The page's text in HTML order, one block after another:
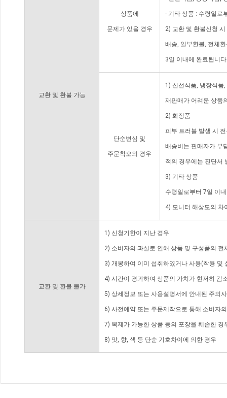
교환 및 환불 가능
상품에
문제가 있을 경우
- 기타 상품 : 수령일로
2) 교환 및 환불신청
배송, 일부환불, 전체
3일 이내에 완료됩니
단순변심 및
주문착오의 경우
1) 신선식품, 냉장식품
재판매가 어려운 상품
2) 화장품
피부 트러블 발생 시
배송비는 판매자가 부
적의 경우에는 진단서
3) 기타 상품
수령일로부터 7일 이
4) 모니터 해상도의 차
교환 및 환불 불가
1) 신청기한이 지난 경우
2) 소비자의 과실로 인해 상품 및 구성품의
3) 개봉하여 이미 섭취하였거나 사용(착용 및
4) 시간이 경과하여 상품의 가치가 현저히 감
5) 상세정보 또는 사용설명서에 안내된 주의
6) 사전예약 또는 주문제작으로 통해 소비자
7) 복제가 가능한 상품 등의 포장을 훼손한 경
8) 맛, 향, 색 등 단순 기호차이에 의한 경우